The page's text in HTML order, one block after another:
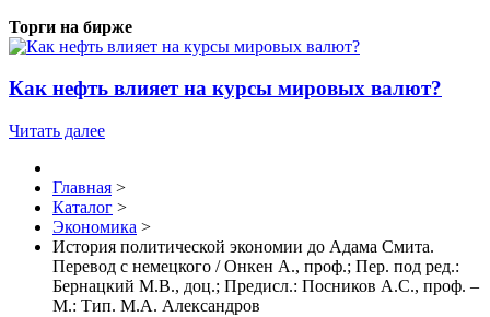
Торги на бирже
Как нефть влияет на курсы мировых валют?
Читать далее
Главная >
Каталог >
Экономика >
История политической экономии до Адама Смита.
Перевод с немецкого / Онкен А., проф.; Пер. под ред.:
Бернацкий М.В., доц.; Предисл.: Посников А.С., проф. –
М.: Тип. М.А. Александров